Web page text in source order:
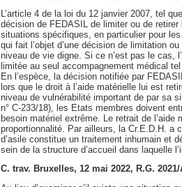
L’article 4 de la loi du 12 janvier 2007, tel
décision de FEDASIL de limiter ou de
situations spécifiques, en particulier pour
qui fait l’objet d’une décision de limitation
niveau de vie digne. Si ce n’est pas le cas,
limitée au seul accompagnement médical
En l’espèce, la décision notifiée par
lors que le droit à l’aide matérielle lui est
niveau de vulnérabilité important de par sa
n° C-233/18), les Etats membres doivent
besoin matériel extrême. Le retrait de
proportionnalité. Par ailleurs, la Cr.E.D.H. a
d’asile constitue un traitement inhumain et
sein de la structure d’accueil dans laquelle
C. trav. Bruxelles, 12 mai 2022, R.G. 2021/